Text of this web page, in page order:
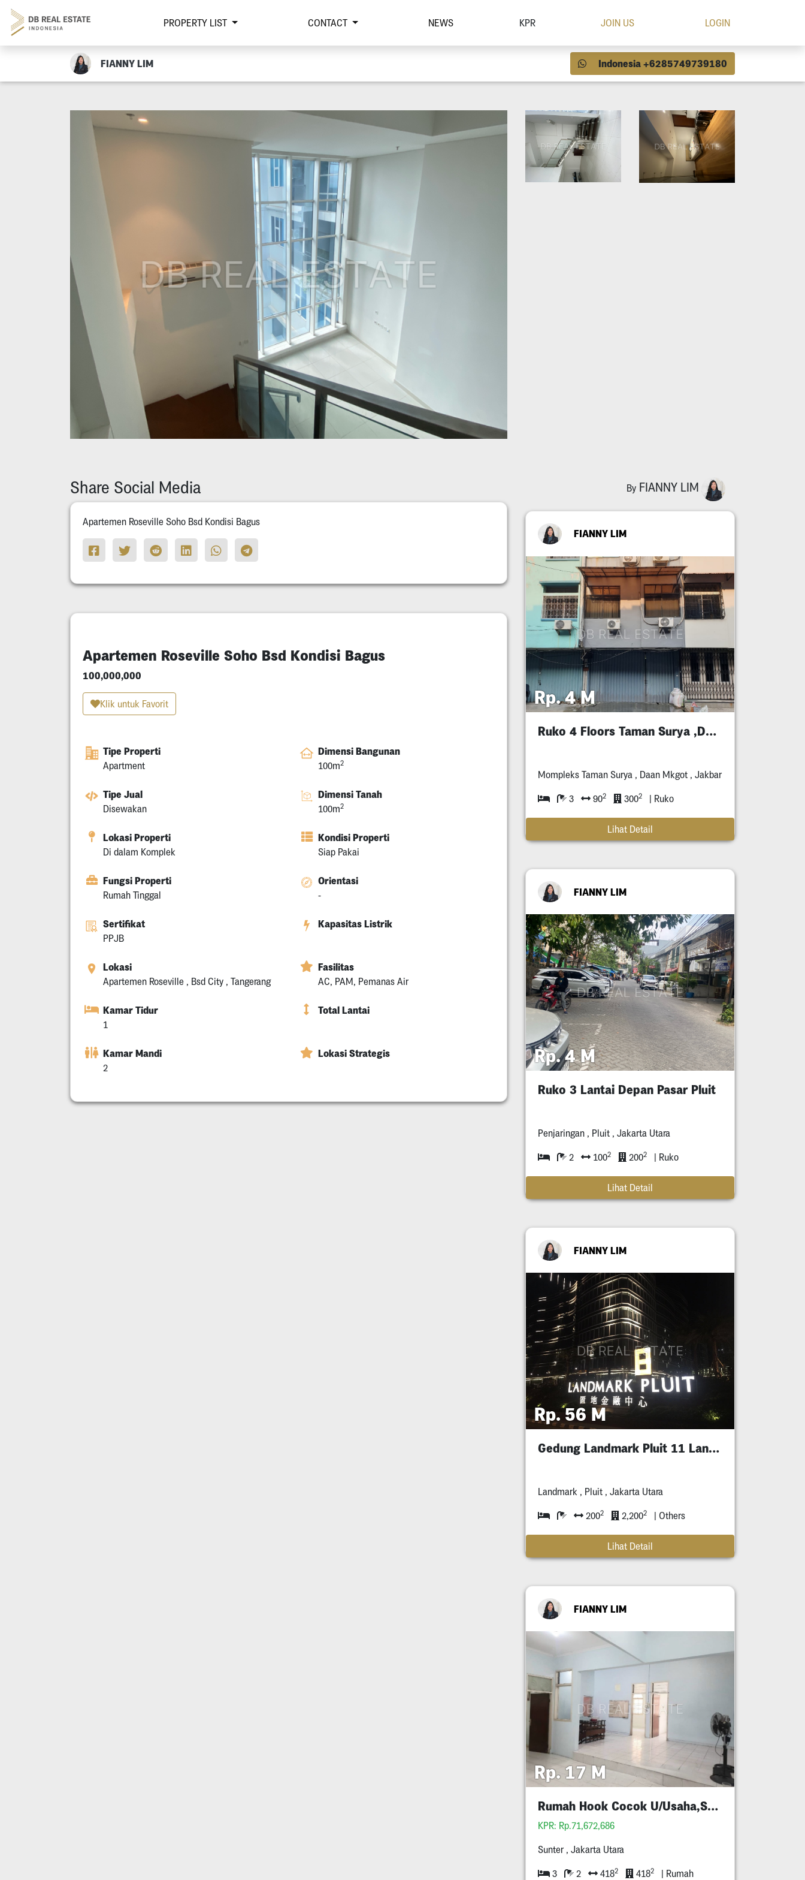
PROPERTY LIST CONTACT NEWS KPR JOIN US LOGIN
FIANNY LIM Indonesia +6285749739180
Share Social Media
Apartemen Roseville Soho Bsd Kondisi Bagus
Apartemen Roseville Soho Bsd Kondisi Bagus
100,000,000
Klik untuk Favorit
Tipe Properti
Apartment
Dimensi Bangunan
100m2
Tipe Jual
Disewakan
Dimensi Tanah
100m2
Lokasi Properti
Di dalam Komplek
Kondisi Properti
Siap Pakai
Fungsi Properti
Rumah Tinggal
Orientasi
-
Sertifikat
PPJB
Kapasitas Listrik
Lokasi
Apartemen Roseville , Bsd City , Tangerang
Fasilitas
AC, PAM, Pemanas Air
Kamar Tidur
1
Total Lantai
Kamar Mandi
2
Lokasi Strategis
By FIANNY LIM
FIANNY LIM
Rp. 4 M
Ruko 4 Floors Taman Surya ,Daan Mogot, Jakbar
Mompleks Taman Surya , Daan Mkgot , Jakbar
3 902 3002 | Ruko
Lihat Detail
FIANNY LIM
Rp. 4 M
Ruko 3 Lantai Depan Pasar Pluit
Penjaringan , Pluit , Jakarta Utara
2 1002 2002 | Ruko
Lihat Detail
FIANNY LIM
Rp. 56 M
Gedung Landmark Pluit 11 Lantai
Landmark , Pluit , Jakarta Utara
2002 2,2002 | Others
Lihat Detail
FIANNY LIM
Rp. 17 M
Rumah Hook Cocok U/Usaha,Sunter,Jakut
KPR: Rp.71,672,686
Sunter , Jakarta Utara
3 2 4182 4182 | Rumah